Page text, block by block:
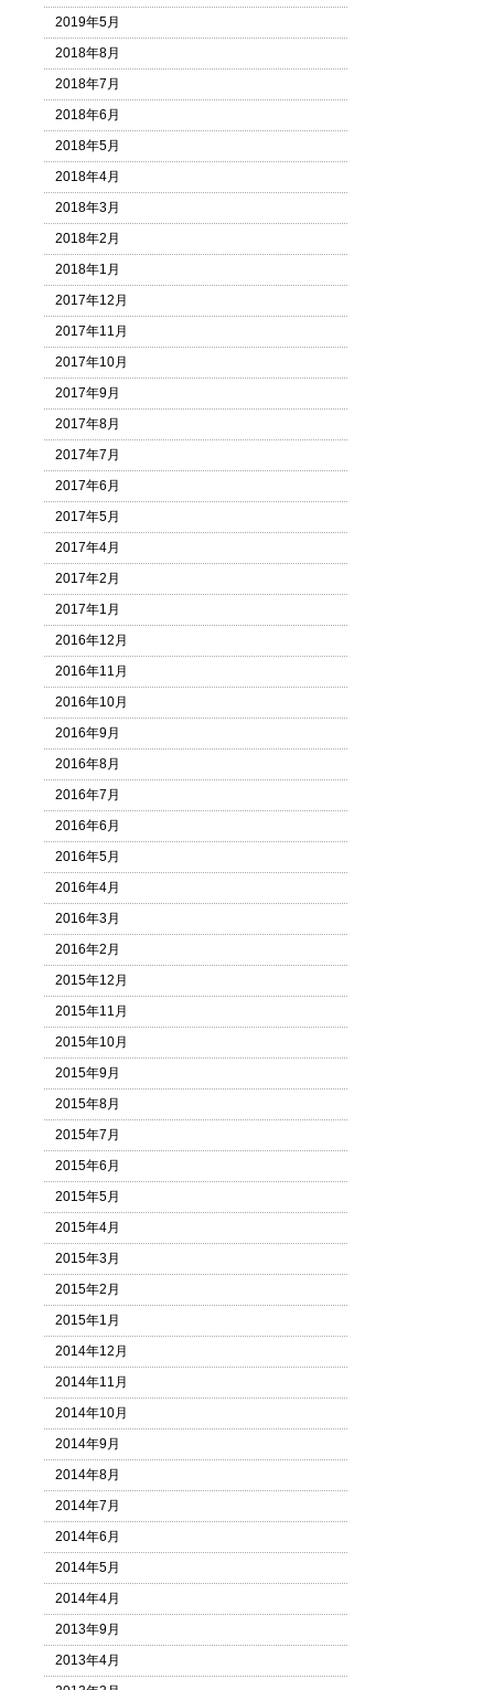
2019年5月
2018年8月
2018年7月
2018年6月
2018年5月
2018年4月
2018年3月
2018年2月
2018年1月
2017年12月
2017年11月
2017年10月
2017年9月
2017年8月
2017年7月
2017年6月
2017年5月
2017年4月
2017年2月
2017年1月
2016年12月
2016年11月
2016年10月
2016年9月
2016年8月
2016年7月
2016年6月
2016年5月
2016年4月
2016年3月
2016年2月
2015年12月
2015年11月
2015年10月
2015年9月
2015年8月
2015年7月
2015年6月
2015年5月
2015年4月
2015年3月
2015年2月
2015年1月
2014年12月
2014年11月
2014年10月
2014年9月
2014年8月
2014年7月
2014年6月
2014年5月
2014年4月
2013年9月
2013年4月